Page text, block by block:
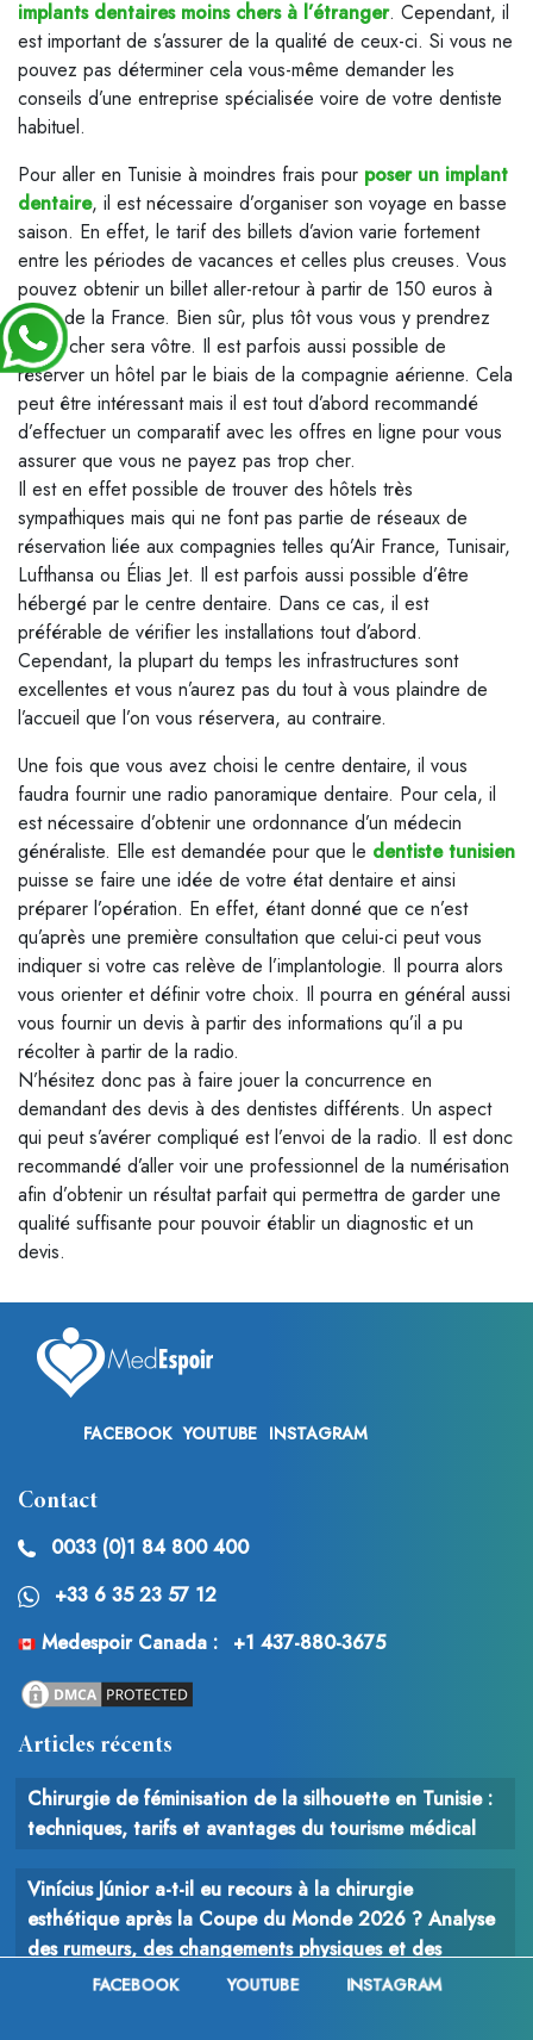
implants dentaires moins chers à l’étranger. Cependant, il
est important de s’assurer de la qualité de ceux-ci. Si vous ne
pouvez pas déterminer cela vous-même demander les
conseils d’une entreprise spécialisée voire de votre dentiste
habituel.
Pour aller en Tunisie à moindres frais pour poser un implant
dentaire, il est nécessaire d’organiser son voyage en basse
saison. En effet, le tarif des billets d’avion varie fortement
entre les périodes de vacances et celles plus creuses. Vous
pouvez obtenir un billet aller-retour à partir de 150 euros à
partir de la France. Bien sûr, plus tôt vous vous y prendrez
moins cher sera vôtre. Il est parfois aussi possible de
réserver un hôtel par le biais de la compagnie aérienne. Cela
peut être intéressant mais il est tout d’abord recommandé
d’effectuer un comparatif avec les offres en ligne pour vous
assurer que vous ne payez pas trop cher.
Il est en effet possible de trouver des hôtels très
sympathiques mais qui ne font pas partie de réseaux de
réservation liée aux compagnies telles qu’Air France, Tunisair,
Lufthansa ou Élias Jet. Il est parfois aussi possible d’être
hébergé par le centre dentaire. Dans ce cas, il est
préférable de vérifier les installations tout d’abord.
Cependant, la plupart du temps les infrastructures sont
excellentes et vous n’aurez pas du tout à vous plaindre de
l’accueil que l’on vous réservera, au contraire.
Une fois que vous avez choisi le centre dentaire, il vous
faudra fournir une radio panoramique dentaire. Pour cela, il
est nécessaire d’obtenir une ordonnance d’un médecin
généraliste. Elle est demandée pour que le dentiste tunisien
puisse se faire une idée de votre état dentaire et ainsi
préparer l’opération. En effet, étant donné que ce n’est
qu’après une première consultation que celui-ci peut vous
indiquer si votre cas relève de l’implantologie. Il pourra alors
vous orienter et définir votre choix. Il pourra en général aussi
vous fournir un devis à partir des informations qu’il a pu
récolter à partir de la radio.
N’hésitez donc pas à faire jouer la concurrence en
demandant des devis à des dentistes différents. Un aspect
qui peut s’avérer compliqué est l’envoi de la radio. Il est donc
recommandé d’aller voir une professionnel de la numérisation
afin d’obtenir un résultat parfait qui permettra de garder une
qualité suffisante pour pouvoir établir un diagnostic et un
devis.
FACEBOOK YOUTUBE INSTAGRAM
Contact
0033 (0)1 84 800 400
+33 6 35 23 57 12
Medespoir Canada :
+1 437-880-3675
Articles récents
Chirurgie de féminisation de la silhouette en Tunisie :
techniques, tarifs et avantages du tourisme médical
Vinícius Júnior a-t-il eu recours à la chirurgie
esthétique après la Coupe du Monde 2026 ? Analyse
des rumeurs, des changements physiques et des
interventions possibles
FACEBOOK YOUTUBE INSTAGRAM